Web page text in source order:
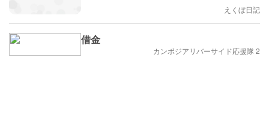
えくぼ日記
借金
カンボジアリバーサイド応援隊 2